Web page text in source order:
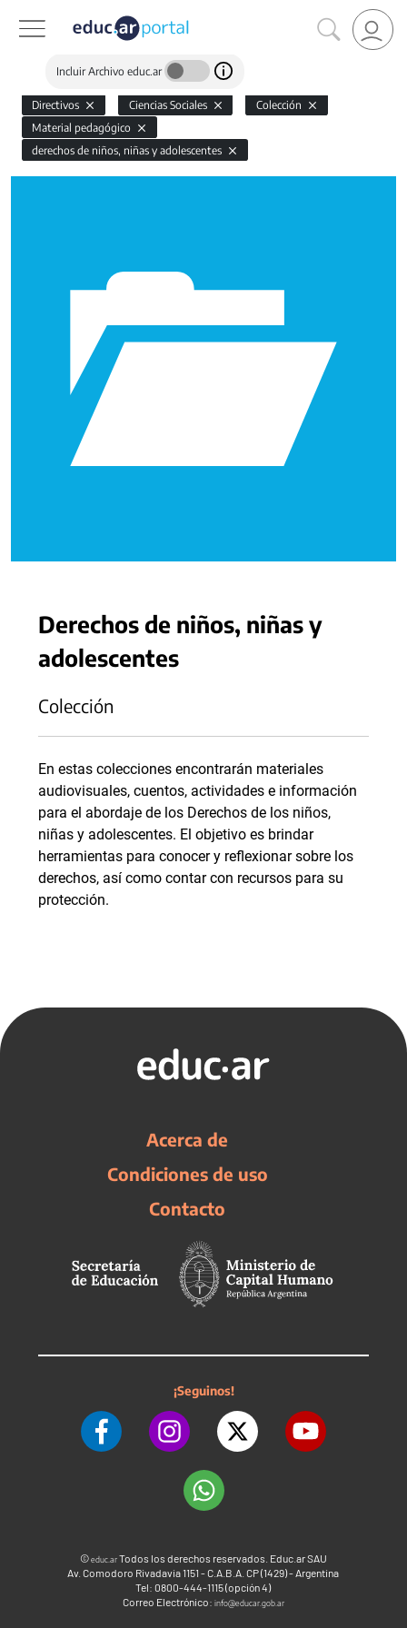
Incluir Archivo educ.ar
Directivos Ciencias Sociales
Colección
Material pedagógico
derechos de niños, niñas y adolescentes
Derechos de niños, niñas y
adolescentes
Colección
En estas colecciones encontrarán materiales
audiovisuales, cuentos, actividades e información
para el abordaje de los Derechos de los niños,
niñas y adolescentes. El objetivo es brindar
herramientas para conocer y reflexionar sobre los
derechos, así como contar con recursos para su
protección.
Acerca de
Condiciones de uso
Contacto
¡Seguinos!
©educ.arTodos los derechos reservados. Educ.ar SAU
Av. Comodoro Rivadavia 1151 - C.A.B.A. CP (1429) - Argentina
Tel: 0800-444-1115 (opción 4)
Correo Electrónico: info@educar.gob.ar